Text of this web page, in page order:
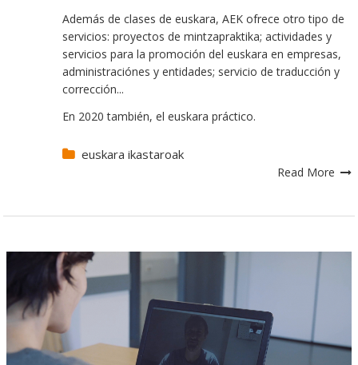
Además de clases de euskara, AEK ofrece otro tipo de
servicios: proyectos de mintzapraktika; actividades y
servicios para la promoción del euskara en empresas,
administraciónes y entidades; servicio de traducción y
corrección...
En 2020 también, el euskara práctico.
euskara ikastaroak
Read More